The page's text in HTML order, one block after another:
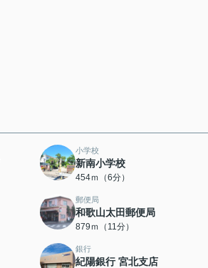
小学校
新南小学校
454ｍ（6分）
郵便局
和歌山太田郵便局
879ｍ（11分）
銀行
紀陽銀行 宮北支店